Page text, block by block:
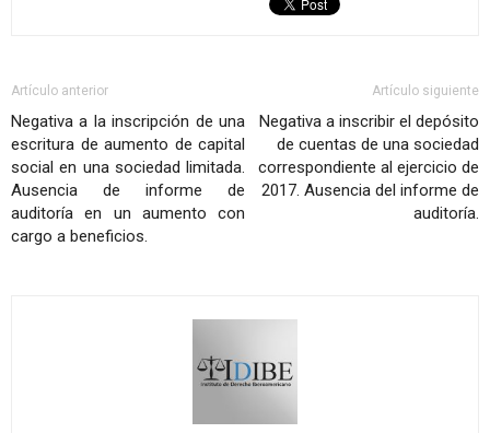
Artículo anterior
Negativa a la inscripción de una
escritura de aumento de capital
social en una sociedad limitada.
Ausencia de informe de
auditoría en un aumento con
cargo a beneficios.
Artículo siguiente
Negativa a inscribir el depósito
de cuentas de una sociedad
correspondiente al ejercicio de
2017. Ausencia del informe de
auditoría.